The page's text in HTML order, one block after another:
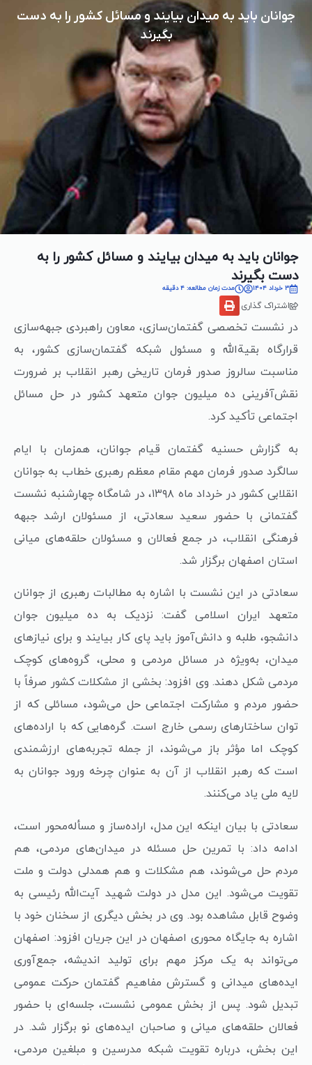
جوانان باید به میدان بیایند و مسائل کشور را به دست
بگیرند
جوانان باید به میدان بیایند و مسائل کشور را به
دست بگیرند
3 خرداد 1404 مدت زمان مطالعه: 4 دقیقه
اشتراک گذاری
در نشست تخصصی گفتمان‌سازی، معاون راهبردی جبهه‌سازی
قرارگاه بقیة‌الله و مسئول شبکه گفتمان‌سازی کشور، به
مناسبت سالروز صدور فرمان تاریخی رهبر انقلاب بر ضرورت
نقش‌آفرینی ده میلیون جوان متعهد کشور در حل مسائل
اجتماعی تأکید کرد.
به گزارش حسنیه گفتمان قیام جوانان، همزمان با ایام
سالگرد صدور فرمان مهم مقام معظم رهبری خطاب به جوانان
انقلابی کشور در خرداد ماه ۱۳۹۸، در شامگاه چهارشنبه نشست
گفتمانی با حضور سعید سعادتی، از مسئولان ارشد جبهه
فرهنگی انقلاب، در جمع فعالان و مسئولان حلقه‌های میانی
استان اصفهان برگزار شد.
سعادتی در این نشست با اشاره به مطالبات رهبری از جوانان
متعهد ایران اسلامی گفت: نزدیک به ده میلیون جوان
دانشجو، طلبه و دانش‌آموز باید پای کار بیایند و برای نیازهای
میدان، به‌ویژه در مسائل مردمی و محلی، گروه‌های کوچک
مردمی شکل دهند. وی افزود: بخشی از مشکلات کشور صرفاً با
حضور مردم و مشارکت اجتماعی حل می‌شود، مسائلی که از
توان ساختارهای رسمی خارج است. گره‌هایی که با اراده‌های
کوچک اما مؤثر باز می‌شوند، از جمله تجربه‌های ارزشمندی
است که رهبر انقلاب از آن به عنوان چرخه ورود جوانان به
لایه ملی یاد می‌کنند.
سعادتی با بیان اینکه این مدل، اراده‌ساز و مسأله‌محور است،
ادامه داد: با تمرین حل مسئله در میدان‌های مردمی، هم
مردم حل می‌شوند، هم مشکلات و هم همدلی دولت و ملت
تقویت می‌شود. این مدل در دولت شهید آیت‌الله رئیسی به
وضوح قابل مشاهده بود. وی در بخش دیگری از سخنان خود با
اشاره به جایگاه محوری اصفهان در این جریان افزود: اصفهان
می‌تواند به یک مرکز مهم برای تولید اندیشه، جمع‌آوری
ایده‌های میدانی و گسترش مفاهیم گفتمان حرکت عمومی
تبدیل شود. پس از بخش عمومی نشست، جلسه‌ای با حضور
فعالان حلقه‌های میانی و صاحبان ایده‌های نو برگزار شد. در
این بخش، درباره تقویت شبکه مدرسین و مبلغین مردمی،